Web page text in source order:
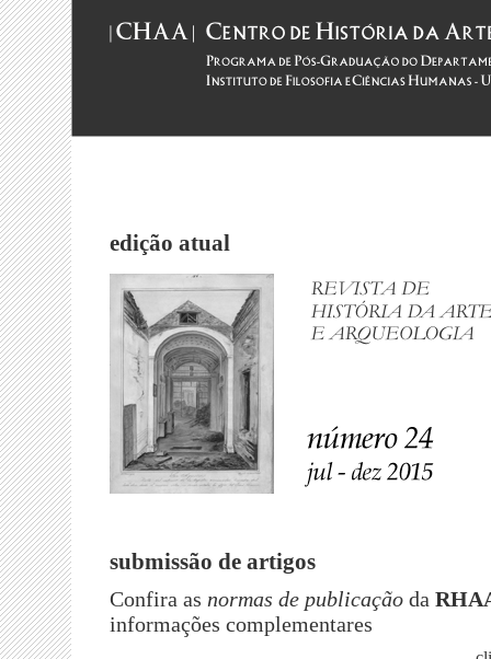
edição atual
submissão de artigos
Confira as normas de publicação da
informações complementares